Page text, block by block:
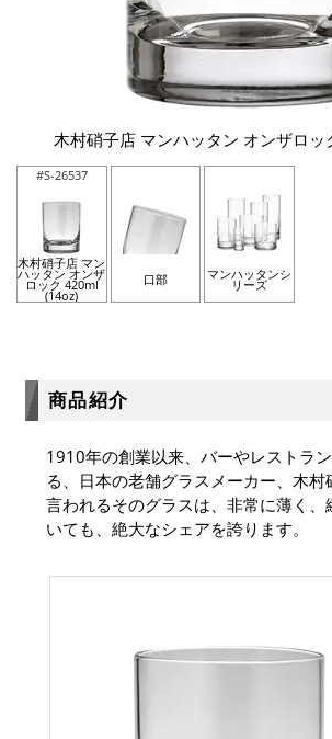
木村硝子店 マンハッタン オンザロ
#S-26537
木村硝子店 マン
ハッタン オンザ
ロック 420ml
(14oz)
口部 マンハッタンシ
リーズ
商品紹介
1910年の創業以来、バーやレストラ
る、日本の老舗グラスメーカー、木
言われるそのグラスは、非常に薄く
いても、絶大なシェアを誇ります。